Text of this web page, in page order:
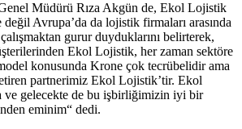
Müdürü Rıza Akgün de, Ekol Lojistik
Avrupa’da da lojistik firmaları arasında
gurur duyduklarını belirterek,
Ekol Lojistik, her zaman sektöre
konusunda Krone çok tecrübelidir ama
partnerimiz Ekol Lojistik’tir. Ekol
ve gelecekte de bu işbirliğimizin iyi bir
eminim“ dedi.